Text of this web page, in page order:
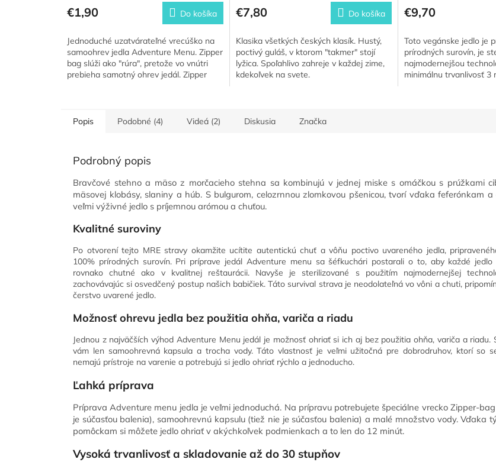
€1,90 Do košíka
Jednoduché uzatvárateľné vrecúško na
samoohrev jedla Adventure Menu. Zipper
bag slúži ako "rúra", pretože vo vnútri
prebieha samotný ohrev jedál. Zipper
€7,80 Do košíka
Klasika všetkých českých klasík. Hustý,
poctivý guláš, v ktorom "takmer" stojí
lyžica. Spoľahlivo zahreje v každej zime,
kdekoľvek na svete.
€9,70
Toto vegánske jedlo je
prírodných surovín, je
najmodernejšou
minimálnu trvanlivosť 3
Popis Podobné (4) Videá (2) Diskusia Značka
Podrobný popis
Bravčové stehno a mäso z morčacieho stehna sa kombinujú v jednej miske s omáčkou s prúžkami
mäsovej klobásy, slaniny a húb. S bulgurom, celozrnnou zlomkovou pšenicou, tvorí vďaka feferónkam a
veľmi výživné jedlo s príjemnou arómou a chuťou.
Kvalitné suroviny
Po otvorení tejto MRE stravy okamžite ucítite autentickú chuť a vôňu poctivo uvareného jedla,
100% prírodných surovín. Pri príprave jedál Adventure menu sa šéfkuchári postarali o to, aby každé jedlo
rovnako chutné ako v kvalitnej reštaurácii. Navyše je sterilizované s použitím najmodernejšej
zachovávajúc si osvedčený postup našich babičiek. Táto survival strava je neodolateľná vo vôni a chuti,
čerstvo uvarené jedlo.
Možnosť ohrevu jedla bez použitia ohňa, variča a riadu
Jednou z najväčších výhod Adventure Menu jedál je možnosť ohriať si ich aj bez použitia ohňa, variča a riadu.
vám len samoohrevná kapsula a trocha vody. Táto vlastnosť je veľmi užitočná pre dobrodruhov, ktorí so
nemajú prístroje na varenie a potrebujú si jedlo ohriať rýchlo a jednoducho.
Ľahká príprava
Príprava Adventure menu jedla je veľmi jednoduchá. Na prípravu potrebujete špeciálne vrecko Zipper-
je súčasťou balenia), samoohrevnú kapsulu (tiež nie je súčasťou balenia) a malé množstvo vody. Vďaka
pomôckam si môžete jedlo ohriať v akýchkoľvek podmienkach a to len do 12 minút.
Vysoká trvanlivosť a skladovanie až do 30 stupňov